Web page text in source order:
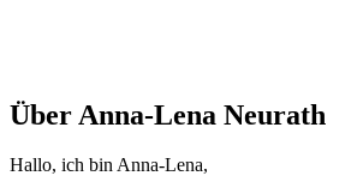
Über Anna-Lena Neurath
Hallo, ich bin Anna-Lena,